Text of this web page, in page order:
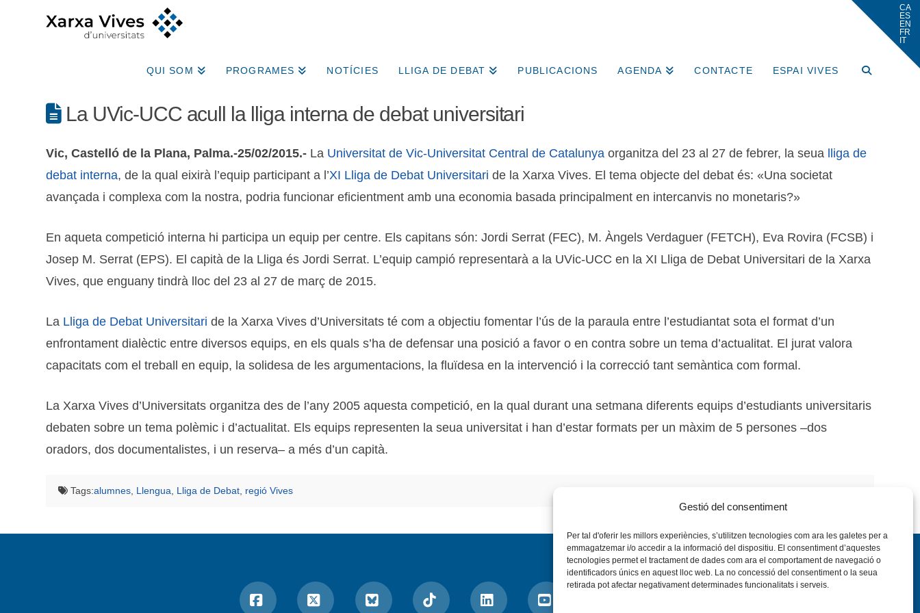
Gestió del consentiment
Per tal d'oferir les millors experiències, s’utilitzen tecnologies com ara les galetes per a
emmagatzemar i/o accedir a la informació del dispositiu. El consentiment d’aquestes
tecnologies permet el tractament de dades com ara el comportament de navegació o
identificadors únics en aquest lloc web. La no concessió del consentiment o la seua
retirada pot afectar negativament determinades funcionalitats i serveis.
QUI SOM PROGRAMES NOTÍCIES LLIGA DE DEBAT PUBLICACIONS AGENDA CONTACTE ESPAI VIVES
La UVic-UCC acull la lliga interna de debat universitari
Vic, Castelló de la Plana, Palma.-25/02/2015.- La Universitat de Vic-Universitat Central de Catalunya organitza del 23 al 27 de febrer, la seua
lliga de
debat interna, de la qual eixirà l’equip participant a l’XI Lliga de Debat Universitaride la Xarxa Vives. El tema objecte del debat és: «Una societat
avançada i complexa com la nostra, podria funcionar eficientment amb una economia basada principalment en intercanvis no monetaris?»
En aqueta competició interna hi participa un equip per centre. Els capitans són: Jordi Serrat (FEC), M. Àngels Verdaguer (FETCH), Eva Rovira (FCSB) i
Josep M. Serrat (EPS). El capità de la Lliga és Jordi Serrat. L’equip campió representarà a la UVic-UCC en la XI Lliga de Debat Universitari de la Xarxa
Vives, que enguany tindrà lloc del 23 al 27 de març de 2015.
La Lliga de Debat Universitaride la Xarxa Vives d’Universitats té com a objectiu fomentar l’ús de la paraula entre l’estudiantat sota el format d’un
enfrontament dialèctic entre diversos equips, en els quals s’ha de defensar una posició a favor o en contra sobre un tema d’actualitat. El jurat valora
capacitats com el treball en equip, la solidesa de les argumentacions, la fluïdesa en la intervenció i la correcció tant semàntica com formal.
La Xarxa Vives d’Universitats organitza des de l’any 2005 aquesta competició, en la qual durant una setmana diferents equips d’estudiants universitaris
debaten sobre un tema polèmic i d’actualitat. Els equips representen la seua universitat i han d’estar formats per un màxim de 5 persones –dos
oradors, dos documentalistes, i un reserva– a més d’un capità.
Tags:alumnes, Llengua, Lliga de Debat, regió Vives